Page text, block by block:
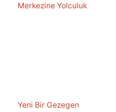
Merkezine Yolculuk
Yeni Bir Gezegen